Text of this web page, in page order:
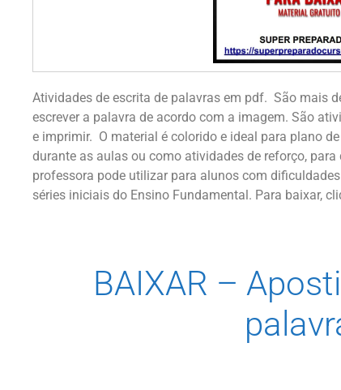
Atividades de escrita de palavras em pdf. São mais
escrever a palavra de acordo com a imagem. São
e imprimir. O material é colorido e ideal para plano
durante as aulas ou como atividades de reforço,
professora pode utilizar para alunos com
séries iniciais do Ensino Fundamental. Para baixar,
BAIXAR –